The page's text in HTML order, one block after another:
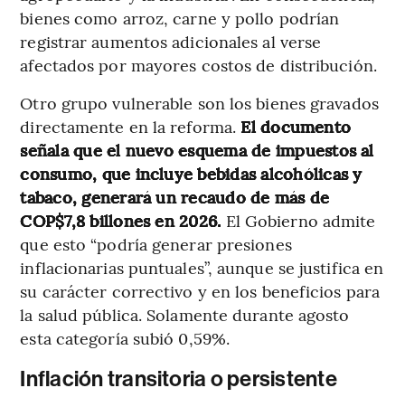
bienes como arroz, carne y pollo podrían
registrar aumentos adicionales al verse
afectados por mayores costos de distribución.
Otro grupo vulnerable son los bienes gravados
directamente en la reforma. El documento
señala que el nuevo esquema de impuestos al
consumo, que incluye bebidas alcohólicas y
tabaco, generará un recaudo de más de
COP$7,8 billones en 2026. El Gobierno admite
que esto “podría generar presiones
inflacionarias puntuales”, aunque se justifica en
su carácter correctivo y en los beneficios para
la salud pública. Solamente durante agosto
esta categoría subió 0,59%.
Inflación transitoria o persistente